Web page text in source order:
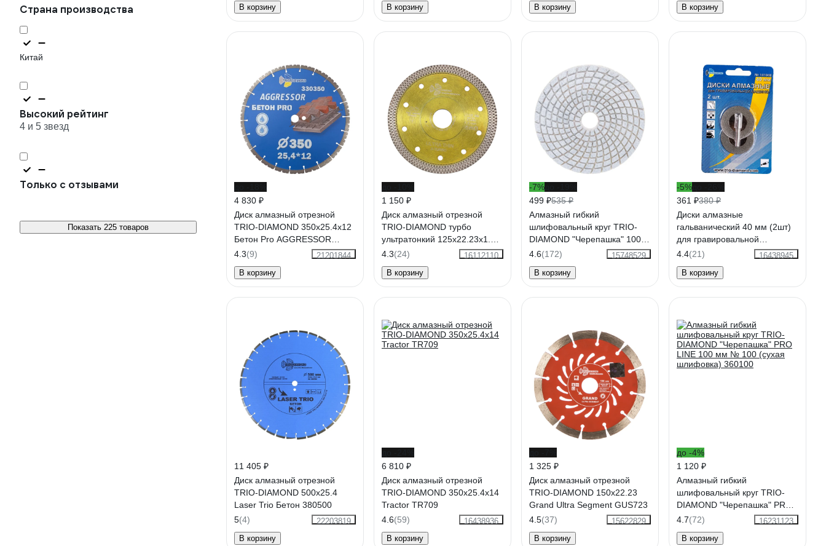
Страна производства
Китай
Высокий рейтинг
4 и 5 звезд
Только с отзывами
Показать 225 товаров
В корзину
В корзину
В корзину
В корзину
4 830 ₽
Диск алмазный отрезной
TRIO-DIAMOND 350x25.4x12
Бетон Pro AGGRESSOR
330350
4.3(9)
21201844
В корзину
1 150 ₽
Диск алмазный отрезной
TRIO-DIAMOND турбо
ультратонкий 125х22.23х1.2
Ultra Thin X-Turbo UTX520
4.3(24)
16112110
В корзину
-7%
499 ₽535 ₽
Алмазный гибкий
шлифовальный круг TRIO-
DIAMOND "Черепашка" 100
мм № 100 340100
4.6(172)
15748529
В корзину
-5%
361 ₽380 ₽
Диски алмазные
гальванический 40 мм (2шт)
для гравировальной
машинки, TRIO-DIAMOND
4.4(21)
16438945
В корзину
11 405 ₽
Диск алмазный отрезной
TRIO-DIAMOND 500x25.4
Laser Trio Бетон 380500
5(4)
22203819
В корзину
6 810 ₽
Диск алмазный отрезной
TRIO-DIAMOND 350x25.4x14
Tractor TR709
4.6(59)
16438936
В корзину
1 325 ₽
Диск алмазный отрезной
TRIO-DIAMOND 150x22.23
Grand Ultra Segment GUS723
4.5(37)
15622829
В корзину
до -4%
1 120 ₽
Алмазный гибкий
шлифовальный круг TRIO-
DIAMOND "Черепашка" PRO
LINE 100 мм № 100 (сухая
4.7(72)
16231123
В корзину